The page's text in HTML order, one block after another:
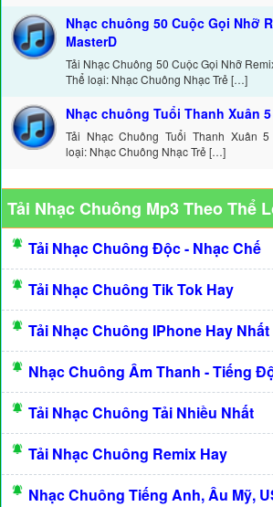
Nhạc chuông 50 Cuộc Gọi Nhỡ
MasterD
Tải Nhạc Chuông 50 Cuộc Gọi Nhỡ
Thể loại: Nhạc Chuông Nhạc Trẻ […]
Nhạc chuông Tuổi Thanh Xuân
Tải Nhạc Chuông Tuổi Thanh Xuân
loại: Nhạc Chuông Nhạc Trẻ […]
Tải Nhạc Chuông Mp3 Theo Thể
Tải Nhạc Chuông Độc - Nhạc Chế
Tải Nhạc Chuông Tik Tok Hay
Tải Nhạc Chuông IPhone Hay Nhất
Nhạc Chuông Âm Thanh - Tiếng
Tải Nhạc Chuông Tải Nhiều Nhất
Tải Nhạc Chuông Remix Hay
Nhạc Chuông Tiếng Anh, Âu Mỹ,